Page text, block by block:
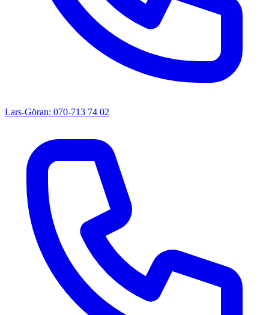
Lars-Göran: 070-713 74 02